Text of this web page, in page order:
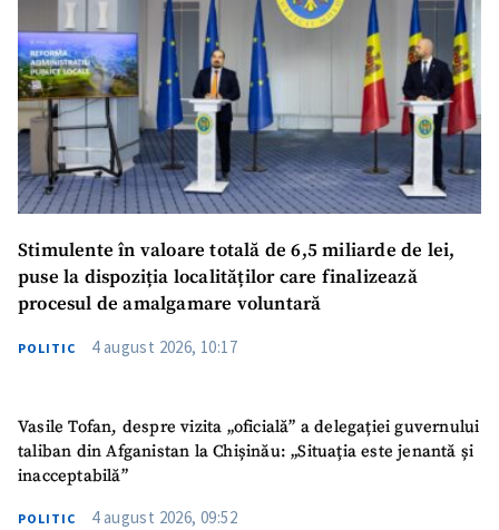
Stimulente în valoare totală de 6,5 miliarde de lei,
puse la dispoziția localităților care finalizează
procesul de amalgamare voluntară
POLITIC 4 august 2026, 10:17
Vasile Tofan, despre vizita „oficială” a delegației guvernului
taliban din Afganistan la Chișinău: „Situația este jenantă și
inacceptabilă”
POLITIC 4 august 2026, 09:52